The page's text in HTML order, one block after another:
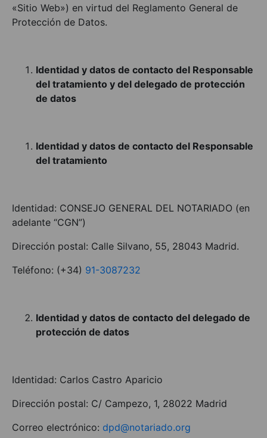
«Sitio Web») en virtud del Reglamento General de
Protección de Datos.
Identidad y datos de contacto del Responsable
del tratamiento y del delegado de protección
de datos
Identidad y datos de contacto del Responsable
del tratamiento
Identidad: CONSEJO GENERAL DEL NOTARIADO (en
adelante “CGN”)
Dirección postal: Calle Silvano, 55, 28043 Madrid.
Teléfono: (+34) 91-3087232
Identidad y datos de contacto del delegado de
protección de datos
Identidad: Carlos Castro Aparicio
Dirección postal: C/ Campezo, 1, 28022 Madrid
Correo electrónico: dpd@notariado.org